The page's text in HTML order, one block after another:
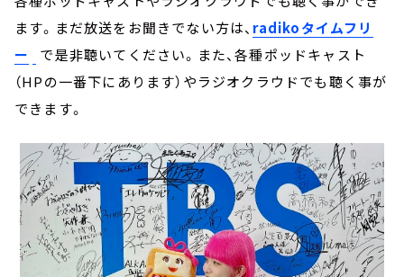
ます。まだ放送をお聞きでない方は、 radikoタイムフリ
ー
で是非聴いてください。また、各種ポッドキャスト
（HPの一番下にあります）やラジオクラウドでも聴く事が
できます。